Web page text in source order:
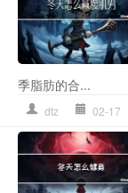
季脂肪的合...
dtz 02-17